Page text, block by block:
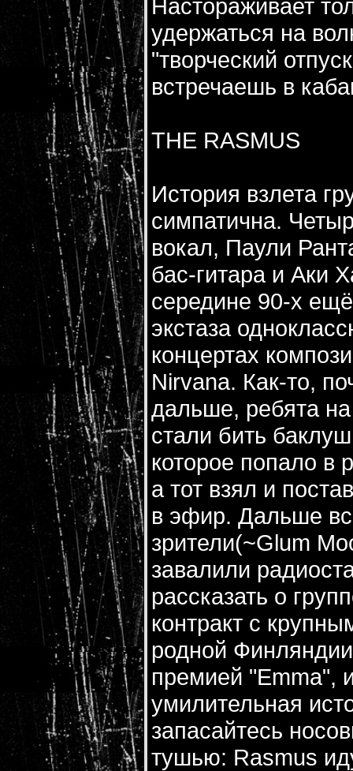
Настораживает
удержаться на
"творческий
встречаешь в
THE RASMUS
История взлета
симпатична.
вокал, Паули
бас-гитара и Аки
середине 90-х
экстаза
концертах
Nirvana. Как-то,
дальше, ребята
стали бить
которое попало в
а тот взял и
в эфир. Дальше
зрители(~Glum
завалили
рассказать о
контракт с
родной
премией "Emma",
умилительная
запасайтесь
тушью: Rasmus